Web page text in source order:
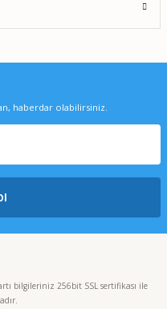
haberdar olabilirsiniz.
bilgileriniz 256bit SSL sertifikası ile